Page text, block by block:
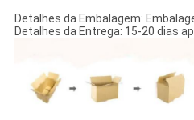
Detalhes da Embalagem:
Detalhes da Entrega: 15-20 dias